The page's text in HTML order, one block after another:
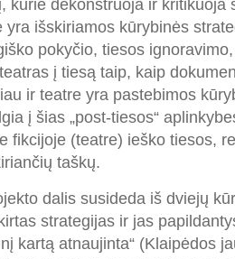
kurie dekonstruoja ir kritikuoja
yra išskiriamos kūrybinės
pokyčio, tiesos
į tiesą taip, kaip
ir teatre yra pastebimos
į šias „post-tiesos“
fikcijoje (teatre) ieško tiesos,
taškų.
dalis susideda iš dviejų
strategijas ir jas
kartą atnaujinta“ (Klaipėdos